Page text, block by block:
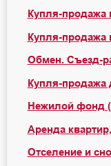
Купля-продажа
Купля-продажа
Обмен. Съезд-
Купля-продажа
Нежилой фонд
Аренда
Отселение и